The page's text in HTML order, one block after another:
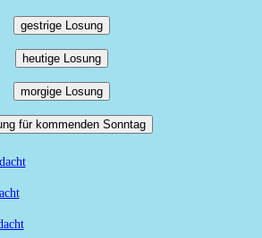
gestrige Losung
heutige Losung
morgige Losung
für kommenden Sonntag